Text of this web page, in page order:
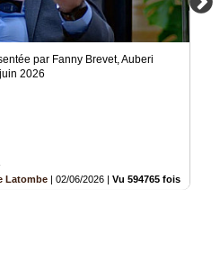
par Fanny Brevet, Auberi
2026
Latombe | 02/06/2026 | Vu 594765 fois